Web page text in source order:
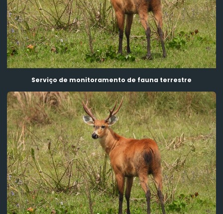
Monitoramento de mastofauna alada
Monitoramento de mastofauna terrestre
Resgate de avifauna
Resgate de mastofauna terrestre
Resgate e afugentamento de fauna
Resgate em espaço confinado
Serviço de monitoramento ambiental de herpetofauna
Serviço de monitoramento de avifauna
Serviço de monitoramento de fauna terrestre
Serviço de monitoramento de herpetofauna
Serviço de monitoramento de fauna terrestre